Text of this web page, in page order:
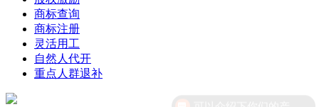
商标查询
商标注册
灵活用工
自然人代开
重点人群退补